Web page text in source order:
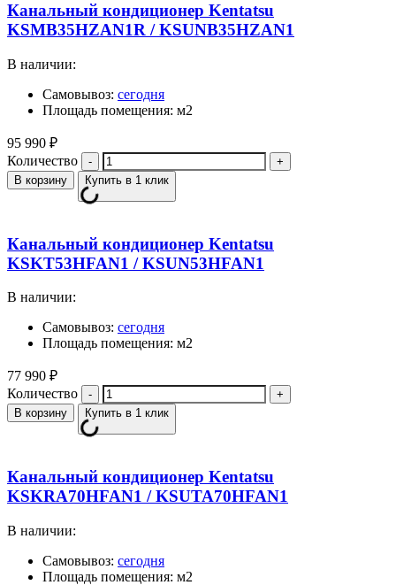
Канальный кондиционер Kentatsu
KSMB35HZAN1R / KSUNB35HZAN1
В наличии:
Самовывоз: сегодня
Площадь помещения: м2
95 990 ₽
Количество
В корзину Купить в 1 клик
Канальный кондиционер Kentatsu
KSKT53HFAN1 / KSUN53HFAN1
В наличии:
Самовывоз: сегодня
Площадь помещения: м2
77 990 ₽
Количество
В корзину Купить в 1 клик
Канальный кондиционер Kentatsu
KSKRA70HFAN1 / KSUTA70HFAN1
В наличии:
Самовывоз: сегодня
Площадь помещения: м2